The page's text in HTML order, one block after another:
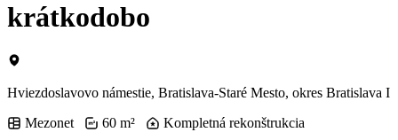
krátkodobo
Hviezdoslavovo námestie, Bratislava-Staré Mesto, okres Bratislava I
Mezonet
60 m² Kompletná rekonštrukcia